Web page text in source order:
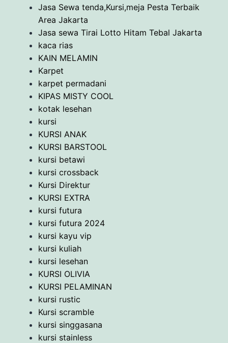
Jasa Sewa tenda,Kursi,meja Pesta Terbaik
Area Jakarta
Jasa sewa Tirai Lotto Hitam Tebal Jakarta
kaca rias
KAIN MELAMIN
Karpet
karpet permadani
KIPAS MISTY COOL
kotak lesehan
kursi
KURSI ANAK
KURSI BARSTOOL
kursi betawi
kursi crossback
Kursi Direktur
KURSI EXTRA
kursi futura
kursi futura 2024
kursi kayu vip
kursi kuliah
kursi lesehan
KURSI OLIVIA
KURSI PELAMINAN
kursi rustic
Kursi scramble
kursi singgasana
kursi stainless